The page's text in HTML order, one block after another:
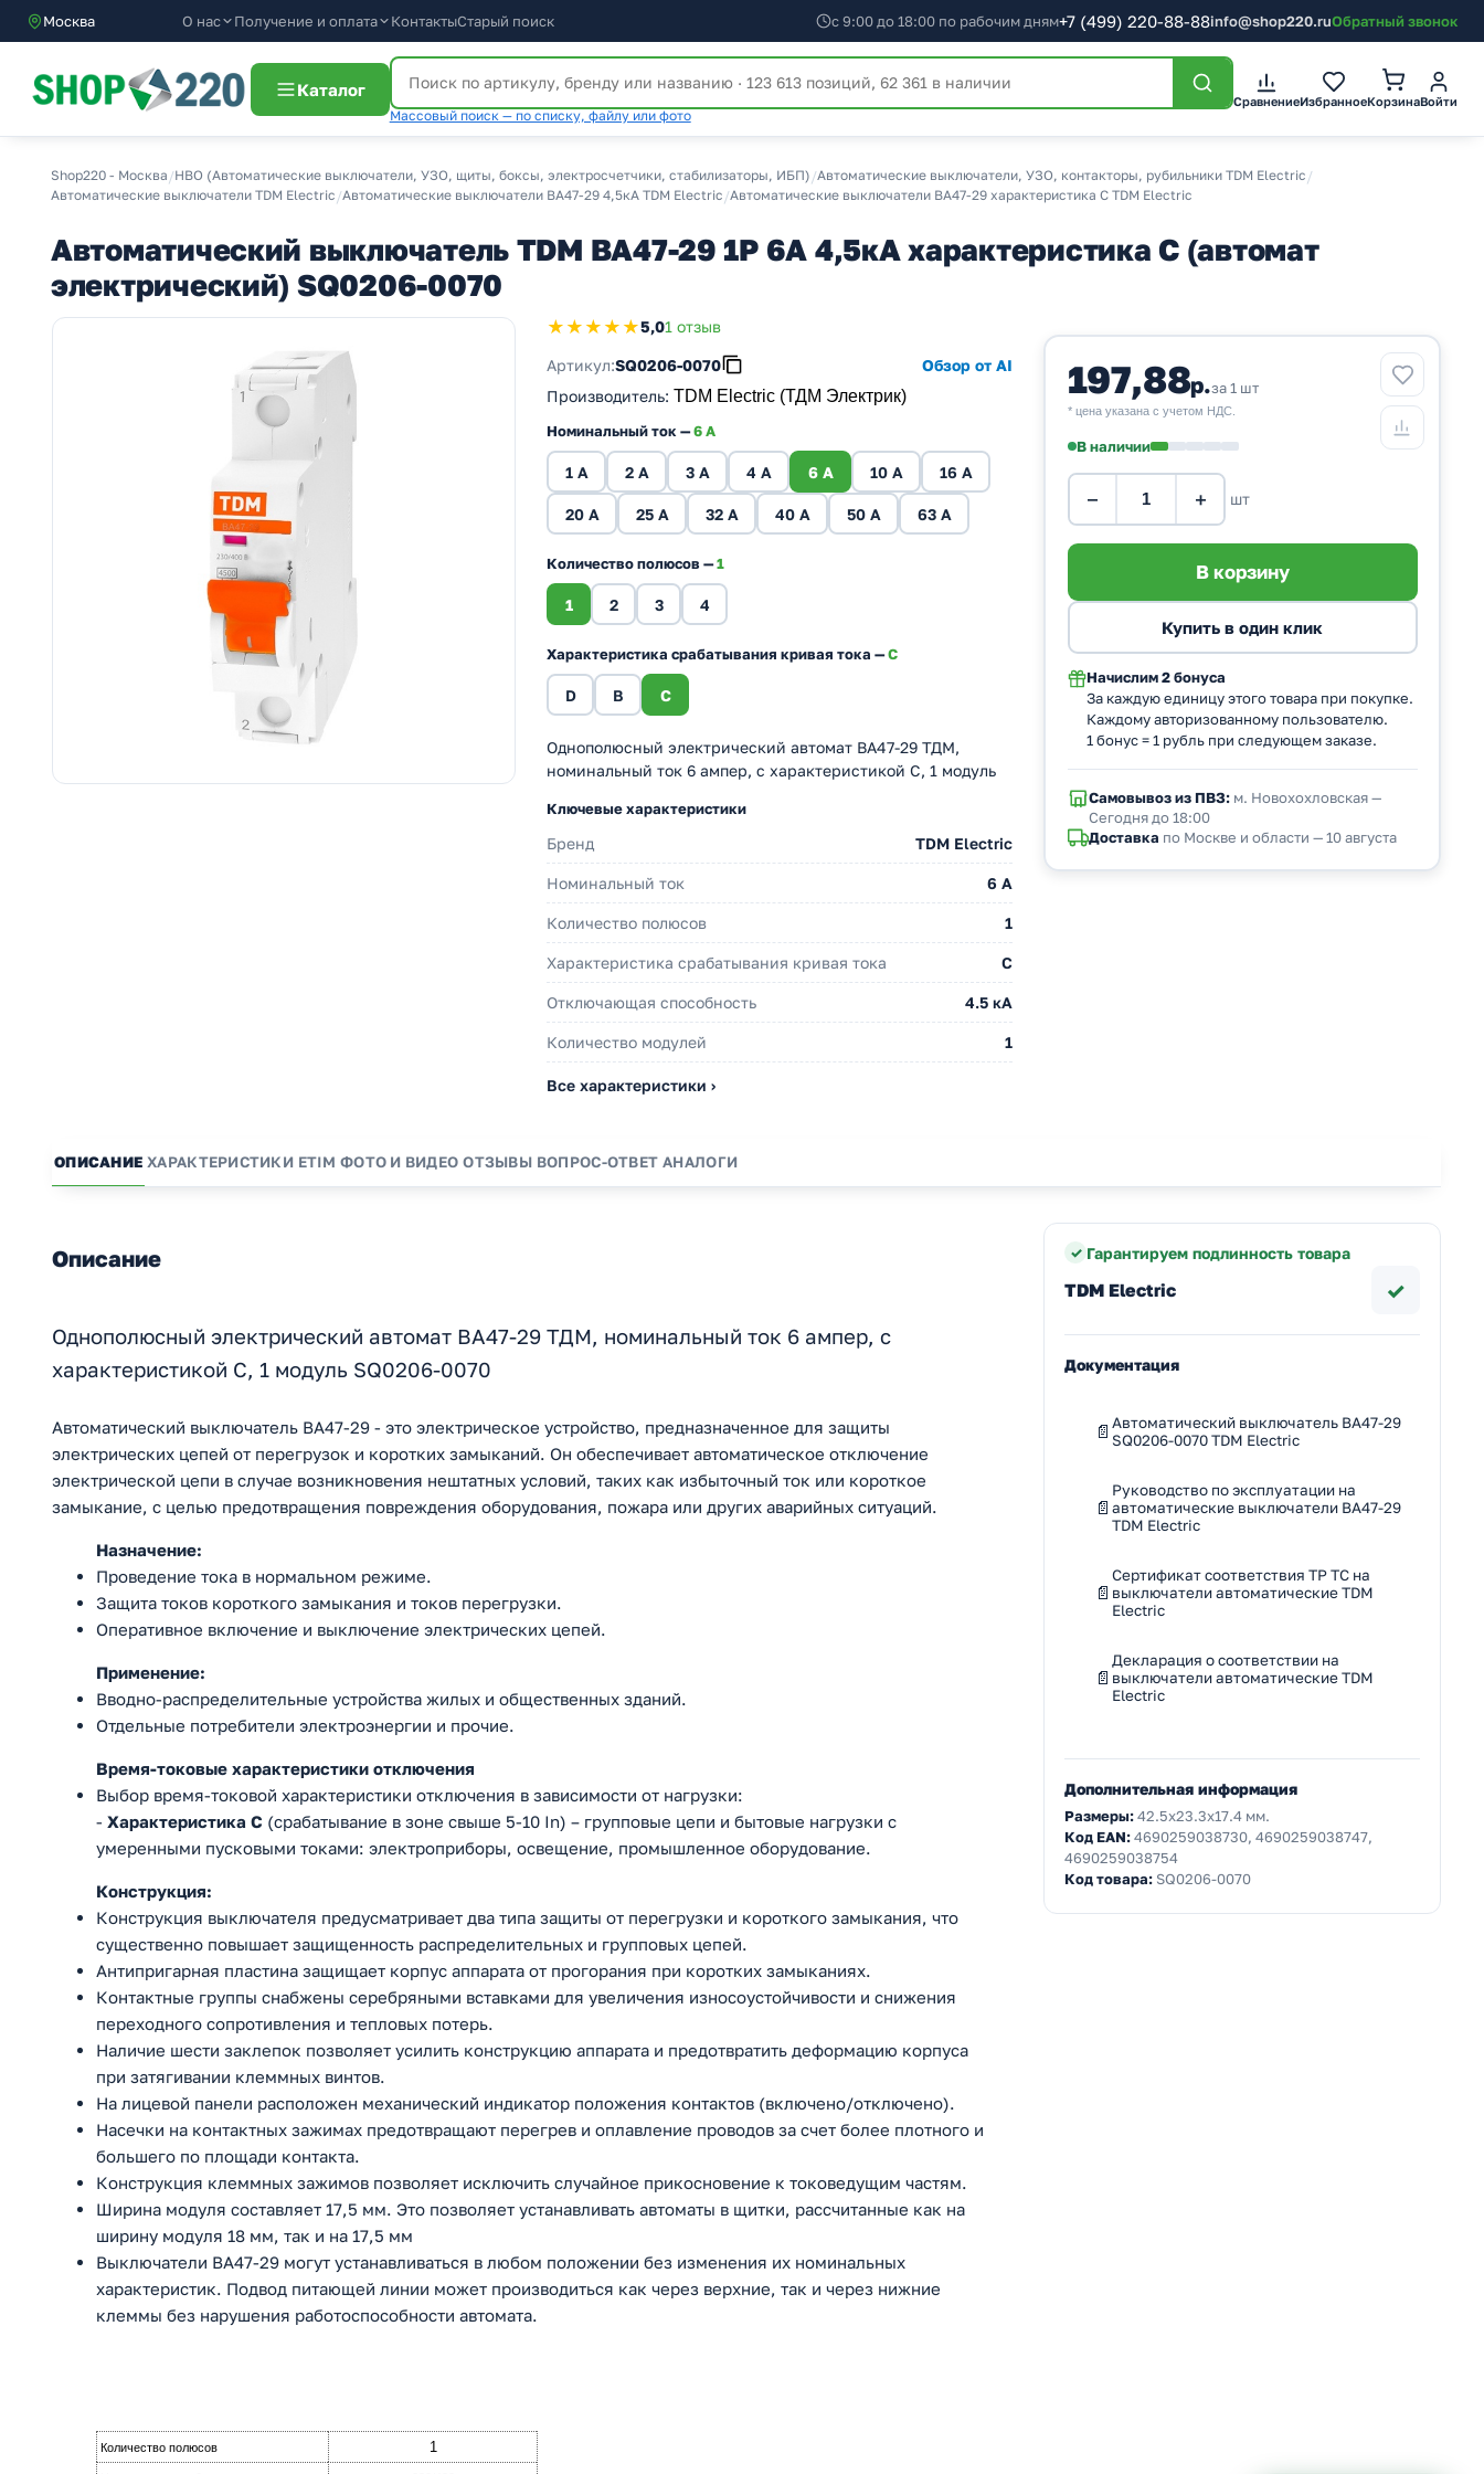
Москва О нас Получение и оплата КонтактыСтарый поиск с 9:00 до 18:00 по рабочим дням+7 (499) 220-88-88info@shop220.ruОбратный звонок
Каталог
Массовый поиск — по списку, файлу или фото
СравнениеИзбранноеКорзинаВойти
Shop220 - Москва /НВО (Автоматические выключатели, УЗО, щиты, боксы, электросчетчики, стабилизаторы, ИБП) /Автоматические выключатели, УЗО, контакторы, рубильники TDM Electric /
Автоматические выключатели TDM Electric /Автоматические выключатели ВА47-29 4,5кА TDM Electric /Автоматические выключатели ВА47-29 характеристика C TDM Electric
Автоматический выключатель TDM ВА47-29 1Р 6А 4,5кА характеристика C (автомат
электрический) SQ0206-0070
★★★★★5,01 отзыв
Артикул:SQ0206-0070
Обзор от AI
Производитель: TDM Electric (ТДМ Электрик)
Номинальный ток —6 A
1 A 2 A 3 A 4 A 6 A 10 A 16 A
20 A 25 A 32 A 40 A 50 A 63 A
Количество полюсов —1
1 2 3 4
Характеристика срабатывания кривая тока —C
D B C
Однополюсный электрический автомат ВА47-29 ТДМ,
номинальный ток 6 ампер, с характеристикой С, 1 модуль
Ключевые характеристики
Бренд TDM Electric
Номинальный ток 6 A
Количество полюсов 1
Характеристика срабатывания кривая тока C
Отключающая способность 4.5 кА
Количество модулей 1
Все характеристики ›
197,88р.за 1 шт
* цена указана с учетом НДС.
В наличии
− + шт
Начислим 2 бонуса
За каждую единицу этого товара при покупке.
Каждому авторизованному пользователю.
1 бонус = 1 рубль при следующем заказе.
Самовывоз из ПВЗ:м. Новохохловская —
Сегодня до 18:00
Доставка по Москве и области — 10 августа
ОПИСАНИЕ ХАРАКТЕРИСТИКИ ETIM ФОТО И ВИДЕО ОТЗЫВЫ ВОПРОС-ОТВЕТ АНАЛОГИ
Описание
Однополюсный электрический автомат ВА47-29 ТДМ, номинальный ток 6 ампер, с
характеристикой С, 1 модуль SQ0206-0070
Автоматический выключатель ВА47-29 - это электрическое устройство, предназначенное для защиты
электрических цепей от перегрузок и коротких замыканий. Он обеспечивает автоматическое отключение
электрической цепи в случае возникновения нештатных условий, таких как избыточный ток или короткое
замыкание, с целью предотвращения повреждения оборудования, пожара или других аварийных ситуаций.
Назначение:
Проведение тока в нормальном режиме.
Защита токов короткого замыкания и токов перегрузки.
Оперативное включение и выключение электрических цепей.
Применение:
Вводно-распределительные устройства жилых и общественных зданий.
Отдельные потребители электроэнергии и прочие.
Время-токовые характеристики отключения
Выбор время-токовой характеристики отключения в зависимости от нагрузки:
- Характеристика C (срабатывание в зоне свыше 5-10 In) – групповые цепи и бытовые нагрузки с
умеренными пусковыми токами: электроприборы, освещение, промышленное оборудование.
Конструкция:
Конструкция выключателя предусматривает два типа защиты от перегрузки и короткого замыкания, что
существенно повышает защищенность распределительных и групповых цепей.
Антипригарная пластина защищает корпус аппарата от прогорания при коротких замыканиях.
Контактные группы снабжены серебряными вставками для увеличения износоустойчивости и снижения
переходного сопротивления и тепловых потерь.
Наличие шести заклепок позволяет усилить конструкцию аппарата и предотвратить деформацию корпуса
при затягивании клеммных винтов.
На лицевой панели расположен механический индикатор положения контактов (включено/отключено).
Насечки на контактных зажимах предотвращают перегрев и оплавление проводов за счет более плотного и
большего по площади контакта.
Конструкция клеммных зажимов позволяет исключить случайное прикосновение к токоведущим частям.
Ширина модуля составляет 17,5 мм. Это позволяет устанавливать автоматы в щитки, рассчитанные как на
ширину модуля 18 мм, так и на 17,5 мм
Выключатели ВА47-29 могут устанавливаться в любом положении без изменения их номинальных
характеристик. Подвод питающей линии может производиться как через верхние, так и через нижние
клеммы без нарушения работоспособности автомата.
Количество полюсов 1
Гарантируем подлинность товара
TDM Electric ✓
Документация
Автоматический выключатель ВА47-29
SQ0206-0070 TDM Electric
Руководство по эксплуатации на
автоматические выключатели ВА47-29
TDM Electric
Сертификат соответствия ТР ТС на
выключатели автоматические TDM
Electric
Декларация о соответствии на
выключатели автоматические TDM
Electric
Дополнительная информация
Размеры:42.5x23.3x17.4 мм.
Код EAN:4690259038730, 4690259038747,
4690259038754
Код товара: SQ0206-0070